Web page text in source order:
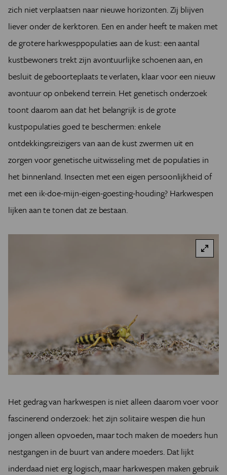
zich niet verplaatsen naar nieuwe horizonten. Zij blijven
liever onder de kerktoren. Een en ander heeft te maken met
de grotere harkwesppopulaties aan de kust: een aantal
kustbewoners trekt zijn avontuurlijke schoenen aan, en
besluit de geboorteplaats te verlaten, klaar voor een nieuw
avontuur op onbekend terrein. Het genetisch onderzoek
toont daarom aan dat het belangrijk is de grote
kustpopulaties goed te beschermen: enkele
ontdekkingsreizigers van aan de kust zwermen uit en
zorgen voor genetische uitwisseling met de populaties in
het binnenland. Insecten met een eigen persoonlijkheid of
met een ik-doe-mijn-eigen-goesting-houding? Harkwespen
lijken aan te tonen dat ze bestaan.
Het gedrag van harkwespen is niet alleen daarom voer voor
fascinerend onderzoek: het zijn solitaire wespen die hun
jongen alleen opvoeden, maar toch maken de moeders hun
nestgangen in de buurt van andere moeders. Dat lijkt
inderdaad niet erg logisch, maar harkwespen maken gebruik